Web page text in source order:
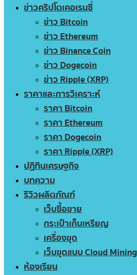
ข่าวคริปโตเคอเรนซี่
ข่าว Bitcoin
ข่าว Ethereum
ข่าว Binance Coin
ข่าว Dogecoin
ข่าว Ripple (XRP)
ราคาและการวิเคราะห์
ราคา Bitcoin
ราคา Ethereum
ราคา Dogecoin
ราคา Ripple (XRP)
ปฏิทินเศรษฐกิจ
บทความ
รีวิวผลิตภัณฑ์
เว็บซื้อขาย
กระเป๋าเก็บเหรียญ
เครื่องขุด
เว็บขุดแบบ Cloud Mining
ห้องเรียน